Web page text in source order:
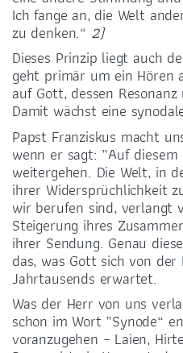
Ich fange an, die Welt
zu denken.“ 2)
Dieses Prinzip liegt auch
geht primär um ein Hören
auf Gott, dessen
Damit wächst eine
Papst Franziskus macht
wenn er sagt: „Auf
weitergehen. Die Welt, in
ihrer Widersprüchlichkeit
wir berufen sind, verlangt
Steigerung ihres
ihrer Sendung. Genau
das, was Gott sich von
Jahrtausends erwartet.
Was der Herr von uns
schon im Wort „Synode“
voranzugehen – Laien,